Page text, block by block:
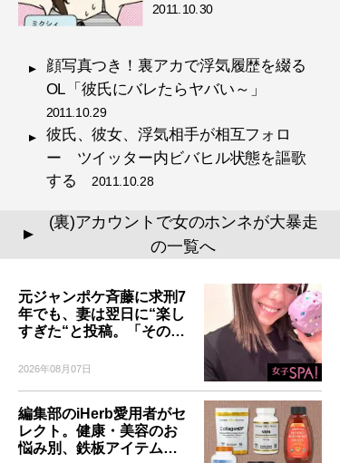
2011.10.30
顔写真つき！裏アカで浮気履歴を綴る
OL「彼氏にバレたらヤバい～」
2011.10.29
彼氏、彼女、浮気相手が相互フォロ
ー ツイッター内ビバヒル状態を謳歌
する
2011.10.28
▲
(裏)アカウントで女のホンネが大暴走
の一覧へ
元ジャンポケ斉藤に求刑7
年でも、妻は翌日に“楽し
すぎた“と投稿。「その…
2026年08月07日
編集部のiHerb愛用者がセ
レクト。健康・美容のお
悩み別、鉄板アイテム…